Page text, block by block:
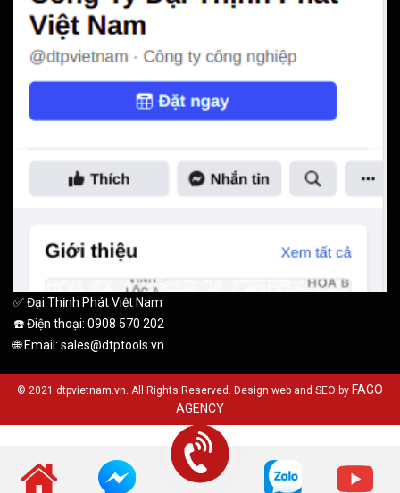
✅ Đại Thịnh Phát Việt Nam
☎️ Điện thoại: 0908 570 202
🌐 Email: sales@dtptools.vn
© 2021 dtpvietnam.vn. All Rights Reserved. Design web and SEO by FAGO
AGENCY